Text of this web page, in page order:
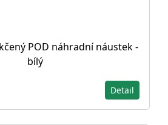
POD náhradní náustek -
bílý
Detail